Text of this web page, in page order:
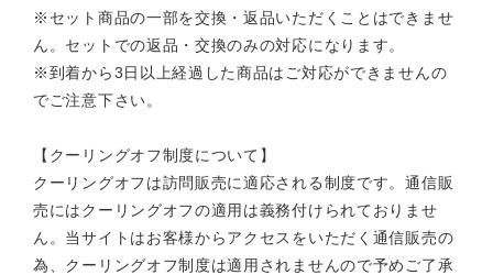
※セット商品の一部を交換・返品いただくことはできませ
ん。セットでの返品・交換のみの対応になります。
※到着から3日以上経過した商品はご対応ができませんの
でご注意下さい。
【クーリングオフ制度について】
クーリングオフは訪問販売に適応される制度です。通信販
売にはクーリングオフの適用は義務付けられておりませ
ん。当サイトはお客様からアクセスをいただく通信販売の
為、クーリングオフ制度は適用されませんので予めご了承